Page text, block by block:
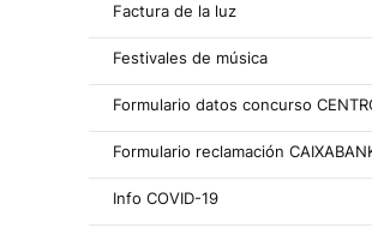
Factura de la luz
Festivales de música
Formulario datos concurso
Formulario reclamación
Info COVID-19